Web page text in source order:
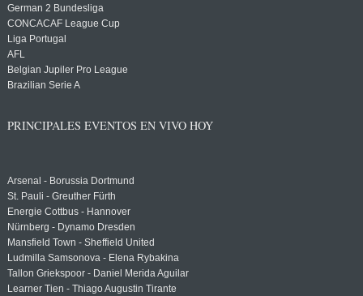
German 2 Bundesliga
CONCACAF League Cup
Liga Portugal
AFL
Belgian Jupiler Pro League
Brazilian Serie A
PRINCIPALES EVENTOS EN VIVO HOY
Arsenal - Borussia Dortmund
St. Pauli - Greuther Fürth
Energie Cottbus - Hannover
Nürnberg - Dynamo Dresden
Mansfield Town - Sheffield United
Ludmilla Samsonova - Elena Rybakina
Tallon Griekspoor - Daniel Merida Aguilar
Learner Tien - Thiago Augustin Tirante